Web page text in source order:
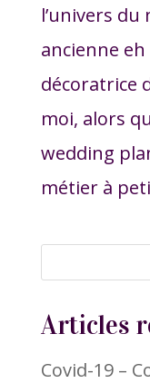
l’univers du
ancienne eh
décoratrice
moi, alors
wedding
métier à
Articles
Covid-19 –